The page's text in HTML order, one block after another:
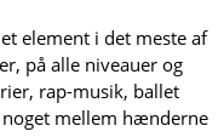
element i det meste af
på alle niveauer og
rap-musik, ballet
mellem hænderne